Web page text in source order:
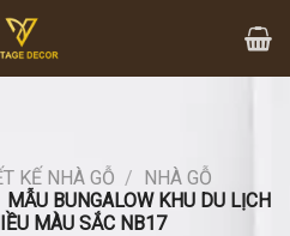
KẾ NHÀ GỖ / NHÀ GỖ
MẪU BUNGALOW KHU DU LỊCH
MÀU SẮC NB17